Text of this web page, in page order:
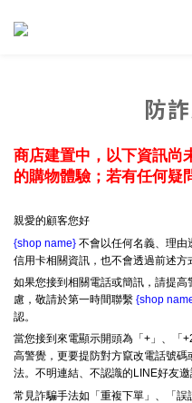
防
商店建置中，以下資訊尚
的購物體驗；若有任何疑
親愛的顧客您好
{shop name} 不會以任何名義、理由
信用卡相關資訊，也不會透過前述方
如果您接到相關電話或簡訊，請提
慮，敬請於第一時間聯繫 {shop
認。
當您接到來電顯示開頭為「+」、「
高警覺，更要提防對方竄改電話號
法。不明連結、不認識的LINE好友邀
常見詐騙手法如「重複下單」、「